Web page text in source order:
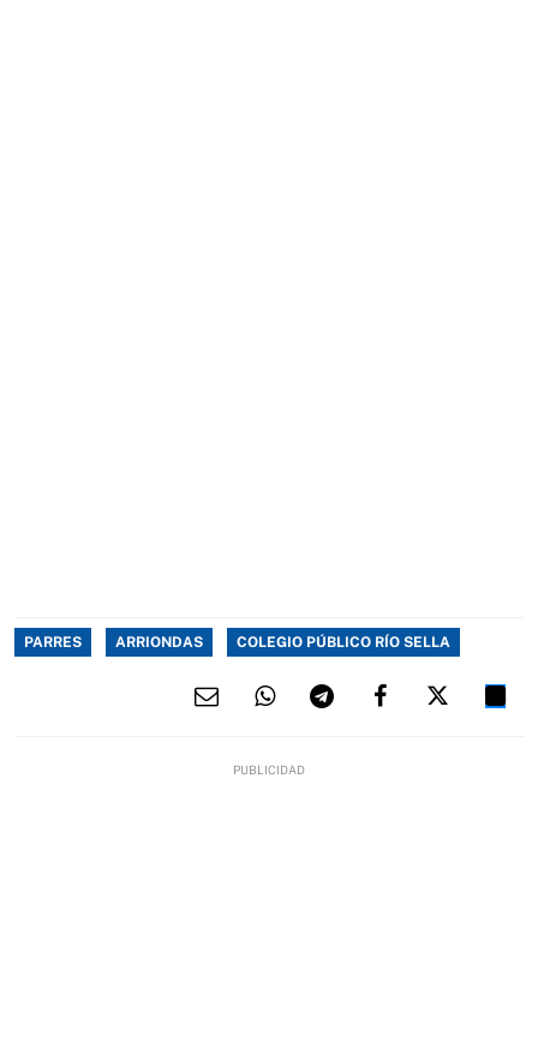
PARRES ARRIONDAS COLEGIO PÚBLICO RÍO SELLA